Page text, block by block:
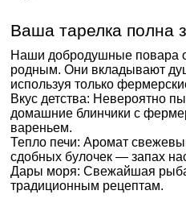
Ваша тарелка полна
Наши добродушные повара
родным. Они вкладывают
используя только
Вкус детства: Невероятно
домашние блинчики с
вареньем.
Тепло печи: Аромат
сдобных булочек — запах
Дары моря: Свежайшая
традиционным рецептам.